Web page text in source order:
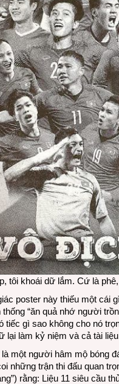
tôi khoái dữ lắm. Cứ là
poster này thiếu một cái
“ăn quả nhớ người
tiếc gì sao không cho nó
lại làm kỷ niệm và cả tài
một người hâm mộ bóng
những trận thi đấu quan
rằng: Liệu 11 siêu cầu